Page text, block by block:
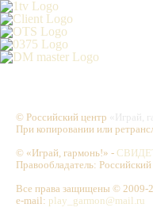
© Российский центр «Играй,
При копировании или
© «Играй, гармонь!» -
Правообладатель:
Все права защищены © 2009-
e-mail: play_garmon@mail.ru